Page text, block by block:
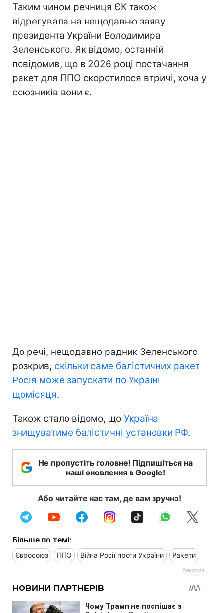
Таким чином речниця ЄК також
відрегувала на нещодавню заяву
президента України Володимира
Зеленського. Як відомо, останній
повідомив, що в 2026 році постачання
ракет для ППО скоротилося втричі, хоча у
союзників вони є.
До речі, нещодавно радник Зеленського
розкрив, скільки саме балістичних ракет
Росія може запускати по Україні
щомісяця.
Також стало відомо, що Україна
знищуватиме балістичні установки РФ.
Не пропустіть головне! Підпишіться на
наші оновлення в Google!
Або читайте нас там, де вам зручно!
Більше по темі:
Євросоюз ППО Війна Росії проти України Ракети